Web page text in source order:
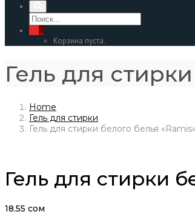
0
Корзина пуста.
Гель для
Home
Гель для стирки
Гель для стирки белого белья
Гель для стирки
18.55 сом